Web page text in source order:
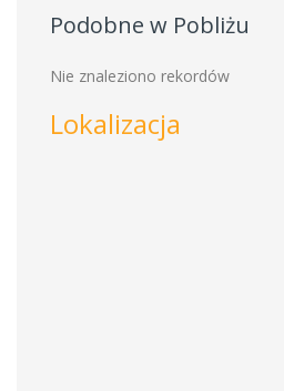
Podobne w Pobliżu
Nie znaleziono rekordów
Lokalizacja